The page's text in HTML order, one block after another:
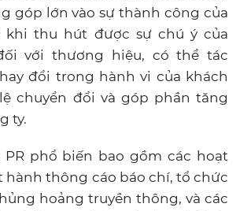
góp lớn vào sự thành công của
khi thu hút được sự chú ý của
với thương hiệu, có thể tác
đổi trong hành vi của khách
chuyển đổi và góp phần tăng
ty.
phổ biến bao gồm các hoạt
thông cáo báo chí, tổ chức
hoảng truyền thông, và các